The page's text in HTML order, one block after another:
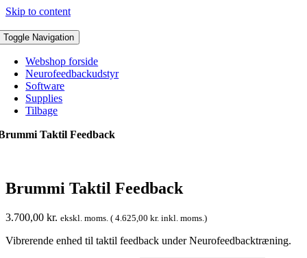
Skip to content
Toggle Navigation
Webshop forside
Neurofeedbackudstyr
Software
Supplies
Tilbage
Taktil Feedback
Brummi Taktil Feedback
3.700,00 kr. ekskl. moms. ( 4.625,00 kr. inkl. moms.)
Vibrerende enhed til taktil feedback under Neurofeedbacktræning.